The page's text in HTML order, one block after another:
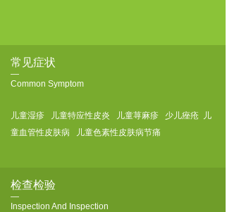
检查检验
—
Inspection And Inspection
常见症状
—
Common Symptom
儿童湿疹 儿童特应性皮炎 儿童荨麻疹 少儿痤疮 儿
童血管性皮肤病 儿童色素性皮肤病节痛